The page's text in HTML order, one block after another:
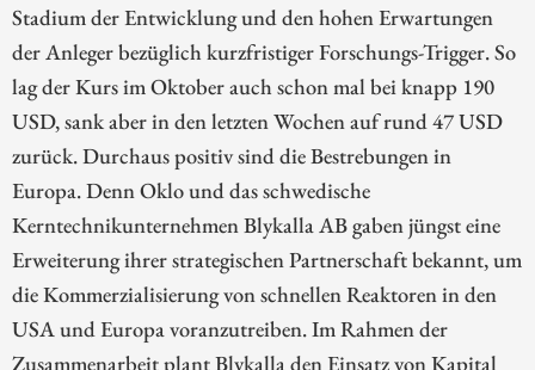
Stadium der Entwicklung und den hohen Erwartungen
der Anleger bezüglich kurzfristiger Forschungs-Trigger. So
lag der Kurs im Oktober auch schon mal bei knapp 190
USD, sank aber in den letzten Wochen auf rund 47 USD
zurück. Durchaus positiv sind die Bestrebungen in
Europa. Denn Oklo und das schwedische
Kerntechnikunternehmen Blykalla AB gaben jüngst eine
Erweiterung ihrer strategischen Partnerschaft bekannt, um
die Kommerzialisierung von schnellen Reaktoren in den
USA und Europa voranzutreiben. Im Rahmen der
Zusammenarbeit plant Blykalla den Einsatz von Kapital